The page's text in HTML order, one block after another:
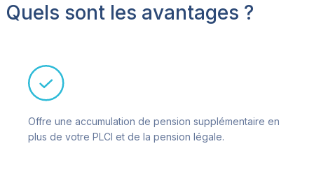
Quels sont les avantages ?
Offre une accumulation de pension supplémentaire en
plus de votre PLCI et de la pension légale.